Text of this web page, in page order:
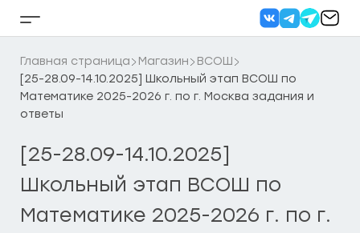
Кнопка
бокового
меню
Главная страница Магазин
ВСОШ
[25-28.09-14.10.2025] Школьный этап ВСОШ по
Математике 2025-2026 г. по г. Москва задания и
ответы
[25-28.09-14.10.2025]
Школьный этап ВСОШ по
Математике 2025-2026 г. по г.